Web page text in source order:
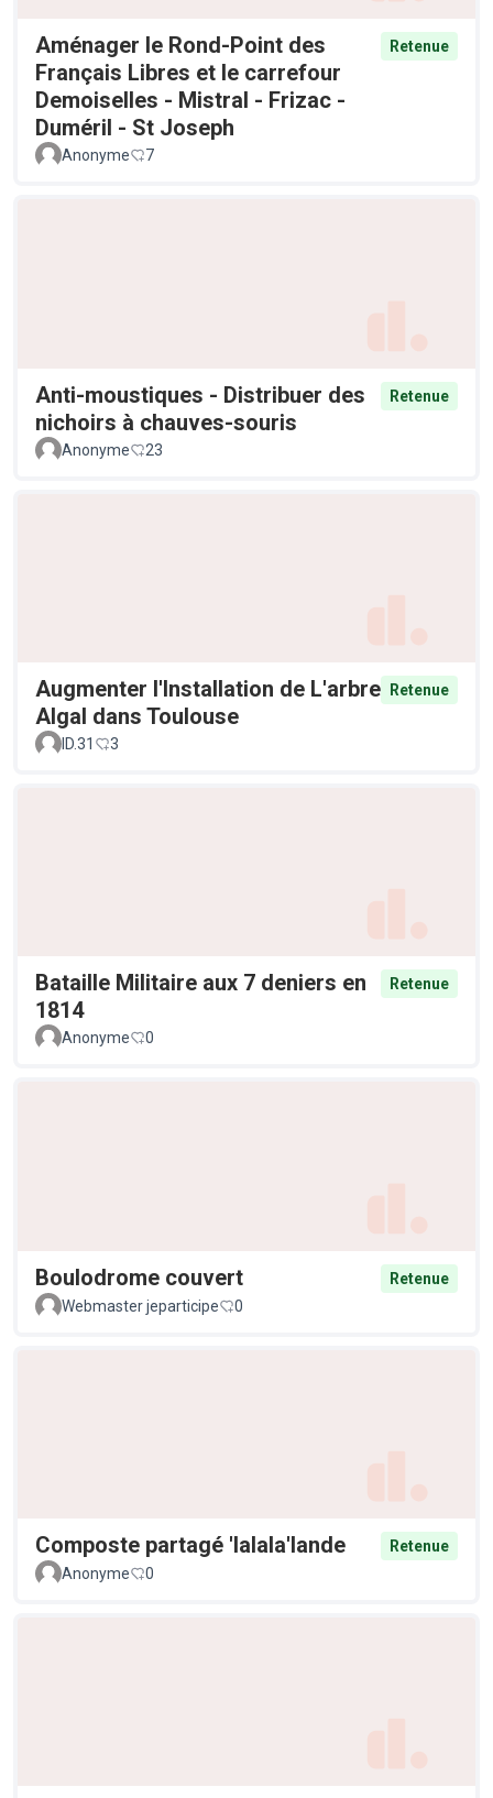
Aménager le Rond-Point des
Français Libres et le carrefour
Demoiselles - Mistral - Frizac -
Duméril - St Joseph
Retenue
Anonyme 7
Anti-moustiques - Distribuer des
nichoirs à chauves-souris
Retenue
Anonyme 23
Augmenter l'Installation de L'arbre
Algal dans Toulouse
Retenue
ID.31 3
Bataille Militaire aux 7 deniers en
1814
Retenue
Anonyme 0
Boulodrome couvert
Retenue
Webmaster jeparticipe
0
Composte partagé 'lalala'lande
Retenue
Anonyme
0